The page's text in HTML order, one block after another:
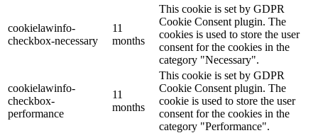
cookielawinfo-
checkbox-necessary
11
months
This cookie is set by GDPR
Cookie Consent plugin. The
cookies is used to store the user
consent for the cookies in the
category "Necessary".
cookielawinfo-
checkbox-
performance
11
months
This cookie is set by GDPR
Cookie Consent plugin. The
cookie is used to store the user
consent for the cookies in the
category "Performance".